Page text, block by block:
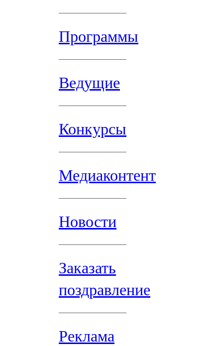
Программы
Ведущие
Конкурсы
Медиаконтент
Новости
Заказать
поздравление
Реклама